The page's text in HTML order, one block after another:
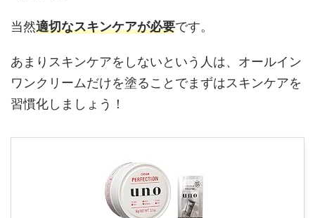
当然適切なスキンケアが必要です。
あまりスキンケアをしないという人は、オールイン
ワンクリームだけを塗ることでまずはスキンケアを
習慣化しましょう！